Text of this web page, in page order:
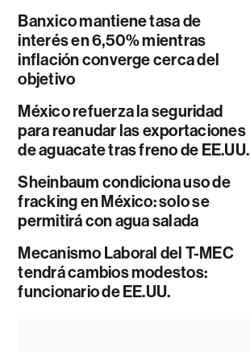
Banxico mantiene tasa de
interés en 6,50% mientras
inflación converge cerca del
objetivo
México refuerza la seguridad
para reanudar las exportaciones
de aguacate tras freno de EE.UU.
Sheinbaum condiciona uso de
fracking en México: solo se
permitirá con agua salada
Mecanismo Laboral del T-MEC
tendrá cambios modestos:
funcionario de EE.UU.